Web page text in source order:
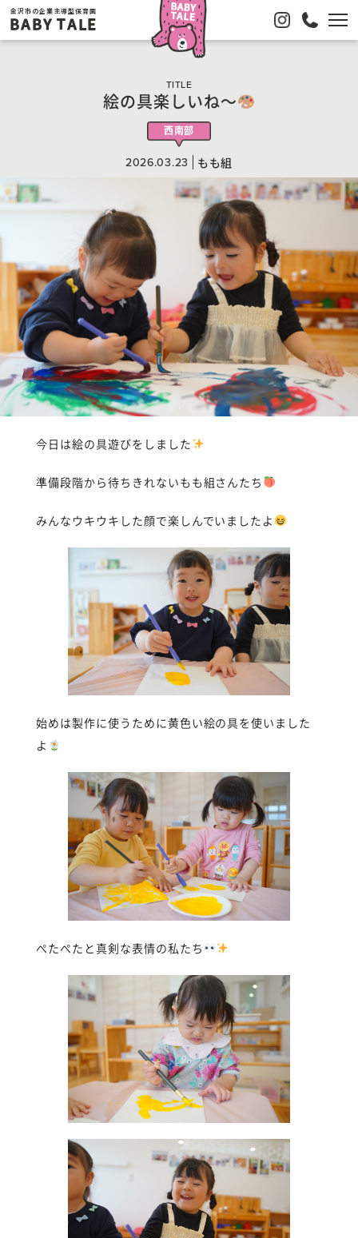
金沢市の企業主導型保育園
BABY TALE
TITLE
絵の具楽しいね〜
西南部
2026.03.23 もも組
今日は絵の具遊びをしました
準備段階から待ちきれないもも組さんたち
みんなウキウキした顔で楽しんでいましたよ
始めは製作に使うために黄色い絵の具を使いました
よ
ぺたぺたと真剣な表情の私たち